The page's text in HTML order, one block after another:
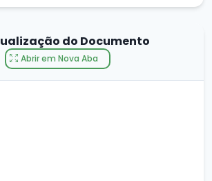
do Documento
Abrir em Nova Aba